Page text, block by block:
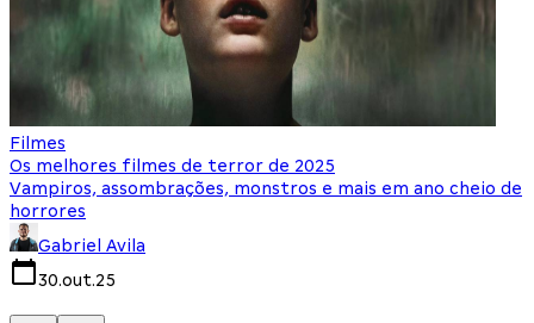
Filmes
Os melhores filmes de terror de 2025
Vampiros, assombrações, monstros e mais em ano cheio de
horrores
Gabriel Avila
30.out.25